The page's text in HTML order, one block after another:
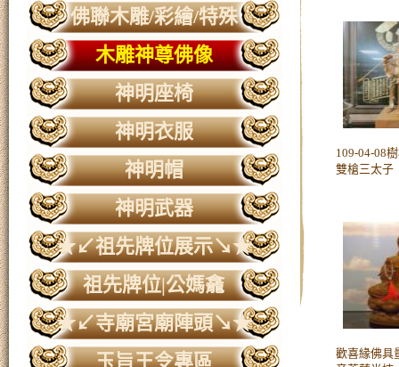
佛聯木雕/彩繪/特殊
木雕神尊佛像
神明座椅
神明衣服
神明帽
神明武器
★↙祖先牌位展示↘★
祖先牌位|公媽龕
★↙寺廟宮廟陣頭↘★
玉旨王令專區
109-04-08
雙槍三太子
歡喜緣佛具